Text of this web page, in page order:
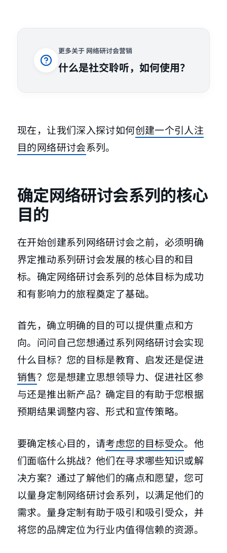
更多关于 网络研讨会营销
什么是社交聆听，如何使用？
现在，让我们深入探讨如何创建一个引人注
目的网络研讨会系列。
确定网络研讨会系列的核心
目的
在开始创建系列网络研讨会之前，必须明确
界定推动系列研讨会发展的核心目的和目
标。确定网络研讨会系列的总体目标为成功
和有影响力的旅程奠定了基础。
首先，确立明确的目的可以提供重点和方
向。问问自己您想通过系列网络研讨会实现
什么目标？您的目标是教育、启发还是促进
销售？您是想建立思想领导力、促进社区参
与还是推出新产品？确定目的有助于您根据
预期结果调整内容、形式和宣传策略。
要确定核心目的，请考虑您的目标受众。他
们面临什么挑战？他们在寻求哪些知识或解
决方案？通过了解他们的痛点和愿望，您可
以量身定制网络研讨会系列，以满足他们的
需求。量身定制有助于吸引和吸引受众，并
将您的品牌定位为行业内值得信赖的资源。